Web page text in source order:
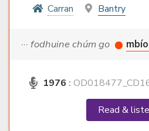
Carran
Bantry
··· fodhuine chúm go
1976 :
Read &